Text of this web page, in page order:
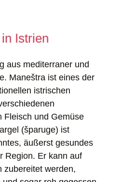
Istrien
aus mediterraner und
Maneštra ist eines der
istrischen
Fleisch und Gemüse
(šparuge) ist
äußerst gesundes
Region. Er kann auf
zubereitet werden,